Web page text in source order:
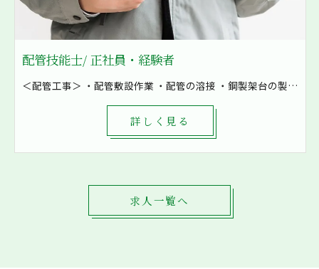
配管技能士/ 正社員・経験者
＜配管工事＞ ・配管敷設作業 ・配管の溶接 ・鋼製架台の製作など ・空気の配管 ・油配管 ・水配管 ・燃料配管などを加工 8割現場での作業となり、発電所や工場といった大きな現場も施工しています！ まずは先輩補助として軽作業から一緒に作業をしていきます。 1現場4～8名で対応し、困ったときもすぐに相談出来る環境です。
詳しく見る
求人一覧へ